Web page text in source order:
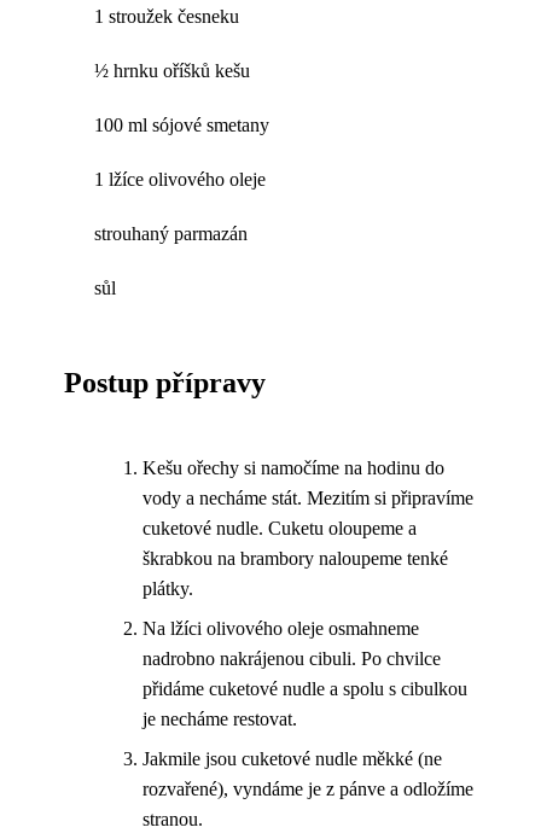
1 stroužek česneku
½ hrnku oříšků kešu
100 ml sójové smetany
1 lžíce olivového oleje
strouhaný parmazán
sůl
Postup přípravy
Kešu ořechy si namočíme na hodinu do
vody a necháme stát. Mezitím si připravíme
cuketové nudle. Cuketu oloupeme a
škrabkou na brambory naloupeme tenké
plátky.
Na lžíci olivového oleje osmahneme
nadrobno nakrájenou cibuli. Po chvilce
přidáme cuketové nudle a spolu s cibulkou
je necháme restovat.
Jakmile jsou cuketové nudle měkké (ne
rozvařené), vyndáme je z pánve a odložíme
stranou.